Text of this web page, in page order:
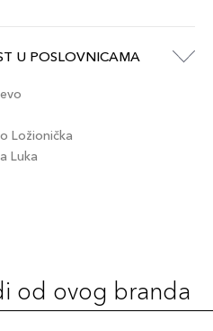
U POSLOVNICAMA
Ložionička
Luka
od ovog branda